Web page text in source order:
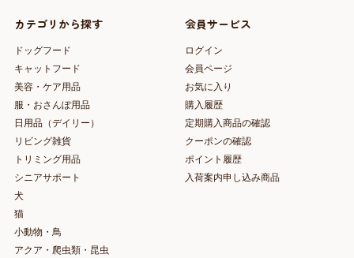
カテゴリから探す
ドッグフード
キャットフード
美容・ケア用品
服・おさんぽ用品
日用品（デイリー）
リビング雑貨
トリミング用品
シニアサポート
犬
猫
小動物・鳥
アクア・爬虫類・昆虫
会員サービス
ログイン
会員ページ
お気に入り
購入履歴
定期購入商品の確認
クーポンの確認
ポイント履歴
入荷案内申し込み商品